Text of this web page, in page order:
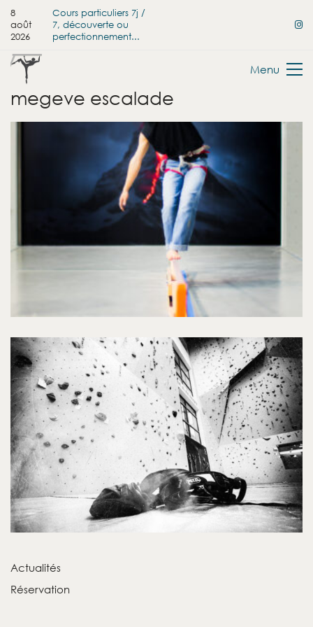
8
août
2026
Cours particuliers 7j /
7, découverte ou
perfectionnement...
Menu
megeve escalade
Actualités
Réservation